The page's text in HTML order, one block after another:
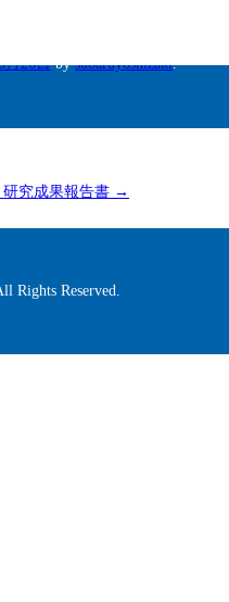
月26日bysubaruyoshizaki.
究成果報告書 →
Rights Reserved.